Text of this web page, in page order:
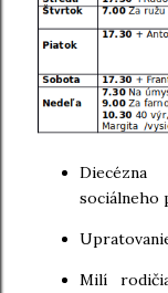
sociálneho
Milí